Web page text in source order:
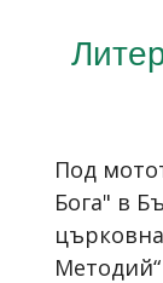
Под
Бога" в